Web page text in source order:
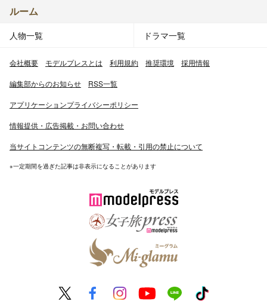
ルーム
人物一覧 ドラマ一覧
会社概要 モデルプレスとは 利用規約 推奨環境 採用情報
編集部からのお知らせ RSS一覧
アプリケーションプライバシーポリシー
情報提供・広告掲載・お問い合わせ
当サイトコンテンツの無断複写・転載・引用の禁止について
※一定期間を過ぎた記事は非表示になることがあります